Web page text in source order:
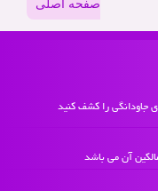
صفحه اصلی
جاودانگی را کشف کنید